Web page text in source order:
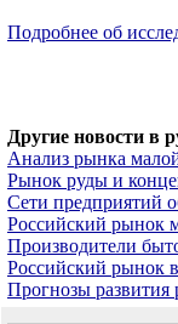
Подробнее об
Другие новости в
Анализ рынка
Рынок руды и
Сети предприятий
Российский рынок
Производители
Российский рынок
Прогнозы